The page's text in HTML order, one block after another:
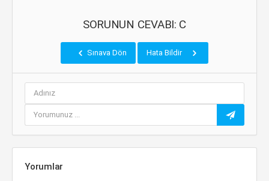
SORUNUN CEVABI: C
Sınava Dön Hata Bildir
Yorumlar